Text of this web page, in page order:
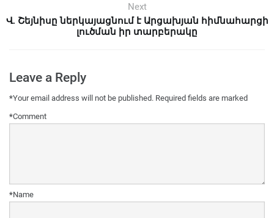
Next
Վ. Շեյնիսը ներկայացնում է Արցախյան հիմնահարցի
լուծման իր տարբերակը
Leave a Reply
Your email address will not be published. Required fields are marked
*
Comment
*
Name
*